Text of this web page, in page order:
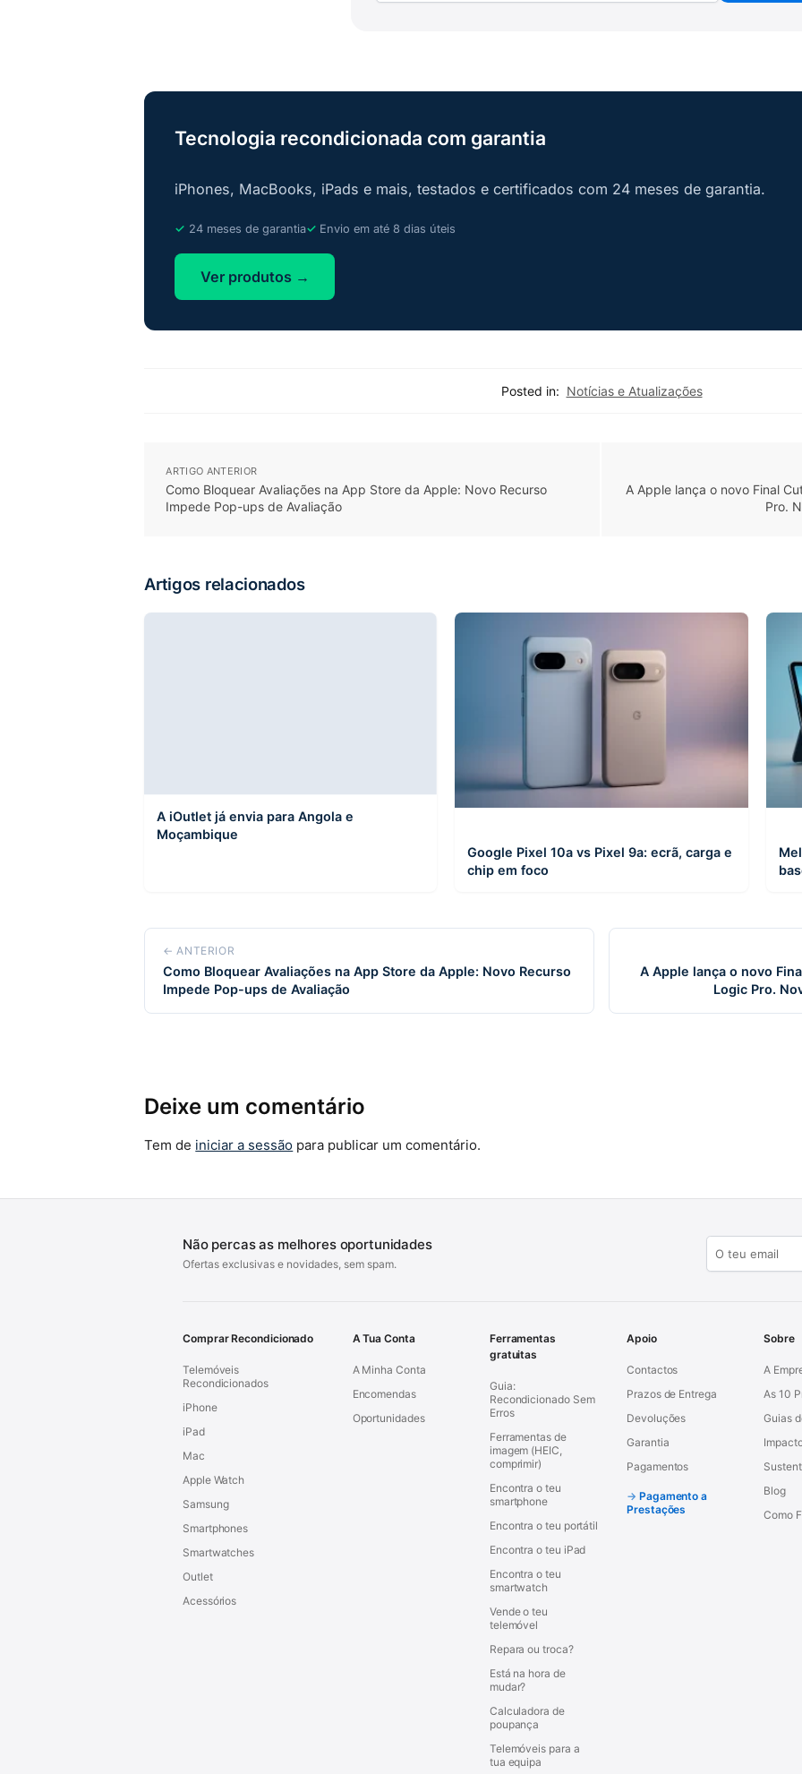
Tecnologia recondicionada com garantia
iPhones, MacBooks, iPads e mais, testados e certificados com 24 meses de garantia.
24 meses de garantia Envio em até 8 dias úteis
Ver produtos →
Posted in: Notícias e Atualizações
ARTIGO ANTERIOR
Como Bloquear Avaliações na App Store da Apple: Novo Recurso
Impede Pop-ups de Avaliação
A Apple lança o novo Final
Pro.
Artigos relacionados
A iOutlet já envia para Angola e
Moçambique
Google Pixel 10a vs Pixel 9a: ecrã, carga e
chip em foco
← ANTERIOR
Como Bloquear Avaliações na App Store da Apple: Novo Recurso
Impede Pop-ups de Avaliação
A Apple lança o novo
Logic Pro.
Deixe um comentário
Tem de iniciar a sessão para publicar um comentário.
Não percas as melhores oportunidades
Ofertas exclusivas e novidades, sem spam.
Comprar Recondicionado
Telemóveis
Recondicionados
iPhone
iPad
Mac
Apple Watch
Samsung
Smartphones
Smartwatches
Outlet
Acessórios
A Tua Conta
A Minha Conta
Encomendas
Oportunidades
Ferramentas
gratuitas
Guia:
Recondicionado Sem
Erros
Ferramentas de
imagem (HEIC,
comprimir)
Encontra o teu
smartphone
Encontra o teu portátil
Encontra o teu iPad
Encontra o teu
smartwatch
Vende o teu
telemóvel
Repara ou troca?
Está na hora de
mudar?
Calculadora de
poupança
Telemóveis para a
tua equipa
Apoio
Contactos
Prazos de Entrega
Devoluções
Garantia
Pagamentos
Pagamento a
Prestações
Sobre
A
As 10
Guias
Blog
Como